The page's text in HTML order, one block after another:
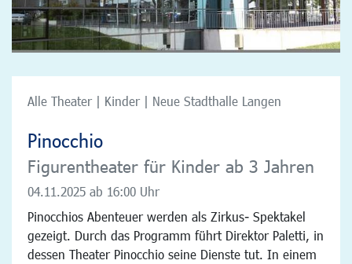
Alle Theater | Kinder | Neue Stadthalle Langen
Pinocchio
Figurentheater für Kinder ab 3 Jahren
04.11.2025 ab 16:00 Uhr
Pinocchios Abenteuer werden als Zirkus- Spektakel
gezeigt. Durch das Programm führt Direktor Paletti, in
dessen Theater Pinocchio seine Dienste tut. In einem